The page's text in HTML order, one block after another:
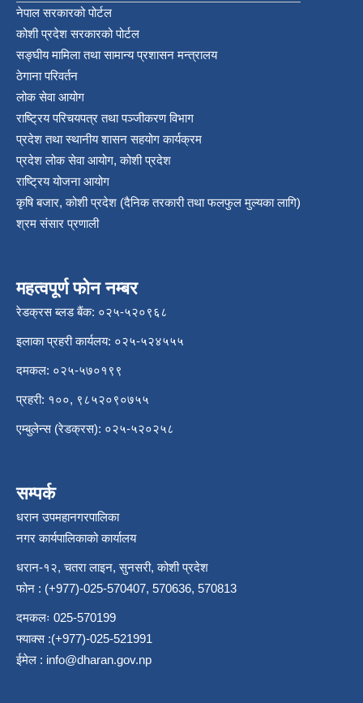
नेपाल सरकारको पोर्टल
कोशी प्रदेश सरकारको पोर्टल
सङ्‍घीय मामिला तथा सामान्य प्रशासन मन्त्रालय
ठेगाना परिवर्तन
लोक सेवा आयोग
राष्ट्रिय परिचयपत्र तथा पञ्‍जीकरण विभाग
प्रदेश तथा स्थानीय शासन सहयोग कार्यक्रम
प्रदेश लोक सेवा आयोग, कोशी प्रदेश
राष्ट्रिय योजना आयोग
कृषि बजार, कोशी प्रदेश (दैनिक तरकारी तथा फलफुल मुल्यका लागि)
श्रम संसार प्रणाली
महत्वपूर्ण फोन नम्बर
रेडक्रस ब्लड बैंक: ०२५-५२०९६८
इलाका प्रहरी कार्यलय: ०२५-५२४५५५
दमकल: ०२५-५७०१९९
प्रहरी: १००, ९८५२०९०७५५
एम्बुलेन्स (रेडक्रस): ०२५-५२०२५८
सम्पर्क
धरान उपमहानगरपालिका
नगर कार्यपालिकाको कार्यालय
धरान-१२, चतरा लाइन, सुनसरी, कोशी प्रदेश
फोन : (+977)-025-570407, 570636, 570813
दमकलः 025-570199
फ्याक्स :(+977)-025-521991
ईमेल : info@dharan.gov.np